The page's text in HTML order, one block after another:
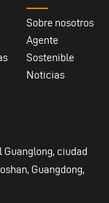
Sobre nosotros
Agente
Sostenible
Noticias
Guanglong, ciudad
Guangdong,